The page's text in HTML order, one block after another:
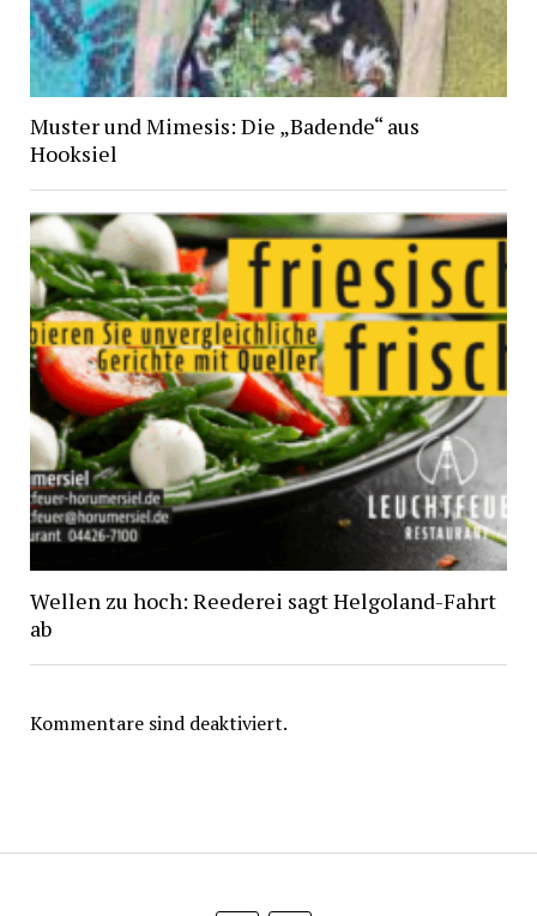
Muster und Mimesis: Die „Badende“ aus
Hooksiel
Wellen zu hoch: Reederei sagt Helgoland-Fahrt
ab
Kommentare sind deaktiviert.